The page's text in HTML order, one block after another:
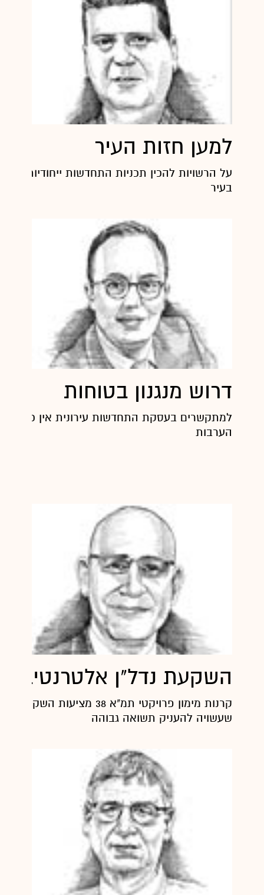
למען חזות העיר
על הרשויות להכין תכניות התחדשות ייחודיות
בעיר
דרוש מנגנון בטוחות
למתקשרים בעסקת התחדשות עירונית אין כל
הערבות
השקעת נדל"ן אלטרנטיבית
קרנות מימון פרויקטי תמ"א 38 מציעות
שעשויה להעניק תשואה גבוהה